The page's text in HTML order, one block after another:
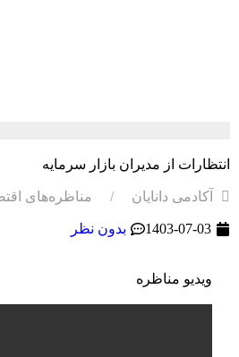
انتظارات از مدیران بازار سرمایه
آکادمی دانایان مناظره‌های
1403-07-03 بدون نظر
ویدیو مناظره